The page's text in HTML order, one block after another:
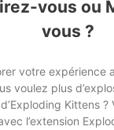
vous ou
vous ?
votre expérience
voulez plus
Kittens
l’extension